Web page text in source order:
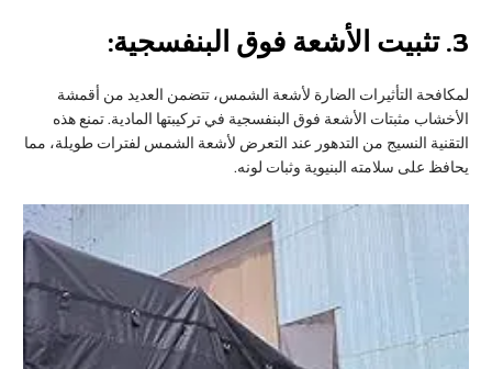
3. تثبيت الأشعة فوق البنفسجية:
لمكافحة التأثيرات الضارة لأشعة الشمس، تتضمن العديد من أقمشة
الأخشاب مثبتات الأشعة فوق البنفسجية في تركيبتها المادية. تمنع هذه
التقنية النسيج من التدهور عند التعرض لأشعة الشمس لفترات طويلة، مما
يحافظ على سلامته البنيوية وثبات لونه.